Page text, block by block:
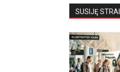
SUSIJĘ